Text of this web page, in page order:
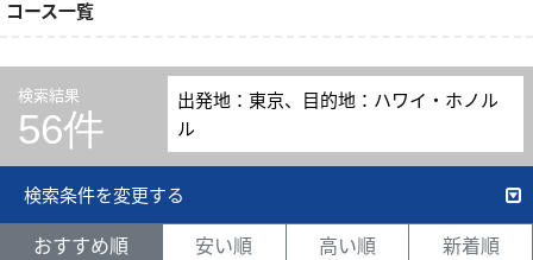
コース一覧
検索結果
56件
出発地：東京、目的地：ハワイ・ホノル
ル
検索条件を変更する
おすすめ順 安い順 高い順 新着順